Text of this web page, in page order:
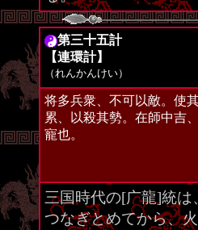
第三十五計
【連環計】
（れんかんけい）
将多兵衆、不可以敵。使
累、以殺其勢。在師中吉
寵也。
三国時代の[广龍]統
つなぎとめてから、